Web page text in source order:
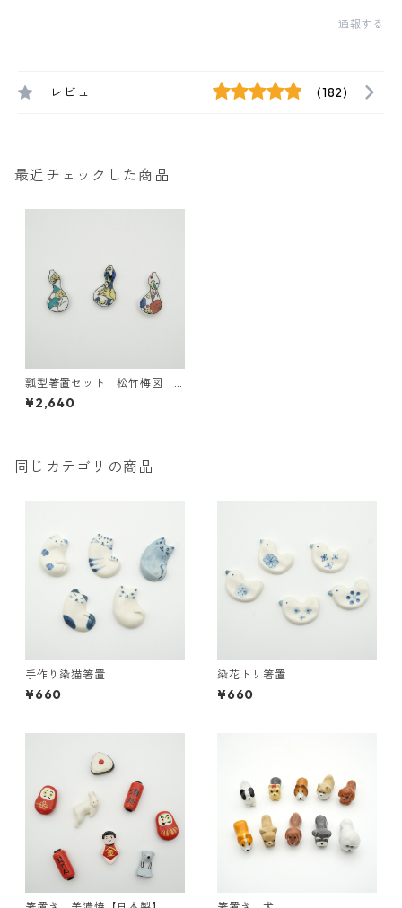
通報する
レビュー (182)
最近チェックした商品
瓢型箸置セット 松竹梅図
九谷焼【日本製】
¥2,640
同じカテゴリの商品
手作り染猫箸置
¥660
染花トリ箸置
¥660